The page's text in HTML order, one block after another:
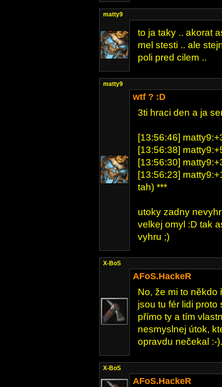
matty9
to ja taky .. akorat
mel stesti .. ale
poli pred cilem ..
matty9
wtf ? :D
3ti hraci den a ja
[13:56:46]
[13:56:38]
[13:56:30]
[13:56:23]
tah) ***
utoky zadny
velkej omyl :D tak
vyhru ;)
X-BoS
AFoS.HackeR
No, že mi to někdo
jsou tu fér lidi
přímo ty a tím
nesmyslnej útok,
opravdu nečekal :-
X-BoS
AFoS.HackeR